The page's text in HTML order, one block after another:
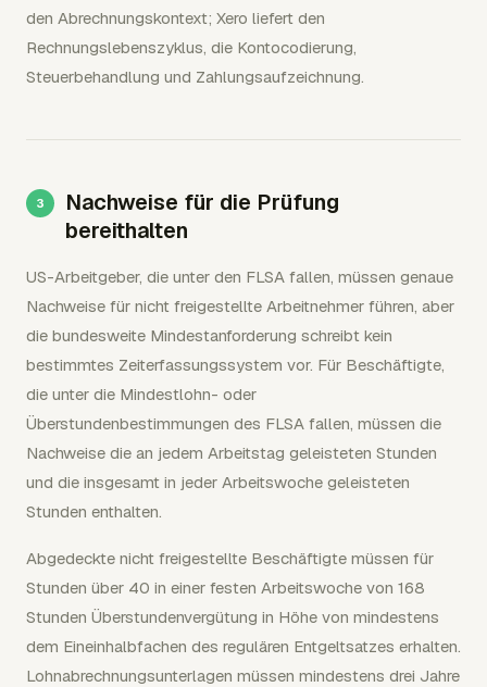
den Abrechnungskontext; Xero liefert den
Rechnungslebenszyklus, die Kontocodierung,
Steuerbehandlung und Zahlungsaufzeichnung.
Nachweise für die Prüfung
bereithalten
US-Arbeitgeber, die unter den FLSA fallen, müssen genaue
Nachweise für nicht freigestellte Arbeitnehmer führen, aber
die bundesweite Mindestanforderung schreibt kein
bestimmtes Zeiterfassungssystem vor. Für Beschäftigte,
die unter die Mindestlohn- oder
Überstundenbestimmungen des FLSA fallen, müssen die
Nachweise die an jedem Arbeitstag geleisteten Stunden
und die insgesamt in jeder Arbeitswoche geleisteten
Stunden enthalten.
Abgedeckte nicht freigestellte Beschäftigte müssen für
Stunden über 40 in einer festen Arbeitswoche von 168
Stunden Überstundenvergütung in Höhe von mindestens
dem Eineinhalbfachen des regulären Entgeltsatzes erhalten.
Lohnabrechnungsunterlagen müssen mindestens drei Jahre